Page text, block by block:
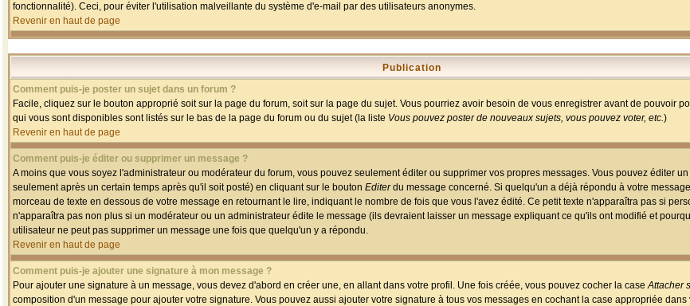
fonctionnalité). Ceci, pour éviter l'utilisation malveillante du système d'e-mail par des utilisateurs anonymes.
Revenir en haut de page
Publication
Comment puis-je poster un sujet dans un forum ?
Facile, cliquez sur le bouton approprié soit sur la page du forum, soit sur la page du sujet. Vous pourriez avoir besoin de vous enregistrer avant de pouvoir
qui vous sont disponibles sont listés sur le bas de la page du forum ou du sujet (la liste Vous pouvez poster de nouveaux sujets, vous pouvez voter, etc.)
Revenir en haut de page
Comment puis-je éditer ou supprimer un message ?
A moins que vous soyez l'administrateur ou modérateur du forum, vous pouvez seulement éditer ou supprimer vos propres messages. Vous pouvez éditer
seulement après un certain temps après qu'il soit posté) en cliquant sur le bouton Editerdu message concerné. Si quelqu'un a déjà répondu à votre
morceau de texte en dessous de votre message en retournant le lire, indiquant le nombre de fois que vous l'avez édité. Ce petit texte n'apparaîtra pas si
n'apparaîtra pas non plus si un modérateur ou un administrateur édite le message (ils devraient laisser un message expliquant ce qu'ils ont modifié et
utilisateur ne peut pas supprimer un message une fois que quelqu'un y a répondu.
Revenir en haut de page
Comment puis-je ajouter une signature à mon message ?
Pour ajouter une signature à un message, vous devez d'abord en créer une, en allant dans votre profil. Une fois créée, vous pouvez cocher la caseAttacher
composition d'un message pour ajouter votre signature. Vous pouvez aussi ajouter votre signature à tous vos messages en cochant la case appropriée